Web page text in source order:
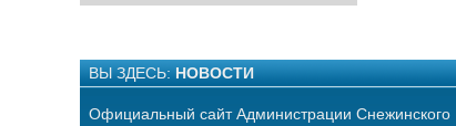
ВЫ ЗДЕСЬ: НОВОСТИ
Официальный сайт Администрации Снежинского